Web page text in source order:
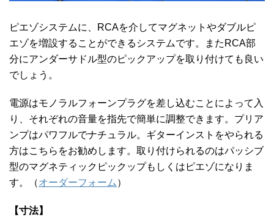
ピエゾシステムに、RCAを介してマグネットやダブルピ
エゾを増設することができるシステムです。またRCA部
分にアンダーサドル型のピックアップを取り付けても良い
でしょう。
電源はモノラルフォーンプラグを差し込むことによって入
り、それぞれの音量を指先で簡単に調整できます。プリア
ンプはパワフルでナチュラル。ギターインストをやられる
方はこちらをお勧めします。取り付けられるのはパッシブ
型のマグネティックピックップもしくはピエゾになりま
す。
（オーダーフォーム ）
【寸法】